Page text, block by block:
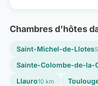
Chambres d'hôtes
Saint-Michel-de-Llotes
Sainte-Colombe-de-la-
Llauro10 km